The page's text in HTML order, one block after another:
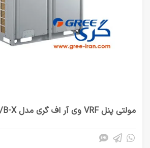
مولتی پنل VRF وی آر اف گری مدل GMV-504WM/B-X